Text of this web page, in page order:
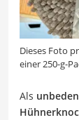
Dieses Foto
einer 250-g-
Als